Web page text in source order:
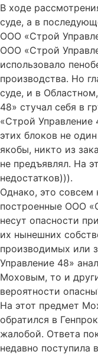
В ходе
суде, а в
ООО «Строй
ООО «Строй
использовало
производства. Но
суде, и в
48» стучал себя в
«Строй Управление
этих блоков не
якобы, никто из
не предъявлял. На
недостатков))).
Однако, это совсем
построенные ООО
несут опасности
их нынешних
производимых или
Управление 48»
Моховым, то и
вероятности
На этот предмет
обратился в
жалобой. Ответа
недавно поступила